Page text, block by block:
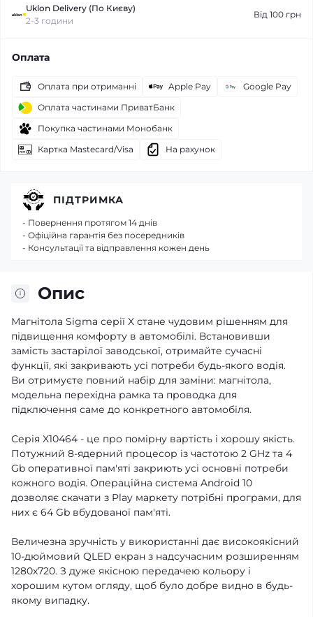
Uklon Delivery (По Києву)
2-3 години
Від 100 грн
Оплата
Оплата при отриманні Apple Pay
Google Pay
Оплата частинами ПриватБанк
Покупка частинами Монобанк
Картка Mastecard/Visa
На рахунок
Опис
Магнітола Sigma серії X стане чудовим рішенням для
підвищення комфорту в автомобілі. Встановивши
замість застарілої заводської, отримайте сучасні
функції, які закривають усі потреби будь-якого водія.
Ви отримуєте повний набір для заміни: магнітола,
модельна перехідна рамка та проводка для
підключення саме до конкретного автомобіля.
Серія X10464 - це про помірну вартість і хорошу якість.
Потужний 8-ядерний процесор із частотою 2 GHz та 4
Gb оперативної пам'яті закриють усі основні потреби
кожного водія. Операційна система Android 10
дозволяє скачати з Play маркету потрібні програми, для
них є 64 Gb вбудованої пам'яті.
Величезна зручність у використанні дає високоякісний
10-дюймовий QLED екран з надсучасним розширенням
1280х720. З дуже якісною передачею кольору і
хорошим кутом огляду, щоб було добре видно в будь-
якому випадку.
ПІДТРИМКА
- Повернення протягом 14 днів
- Офіційна гарантія без посередників
- Консультації та відправлення кожен день